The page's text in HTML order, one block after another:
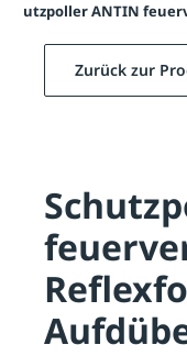
ANTIN
Zurück zur